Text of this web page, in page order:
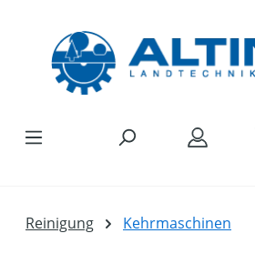
Reinigung Kehrmaschinen